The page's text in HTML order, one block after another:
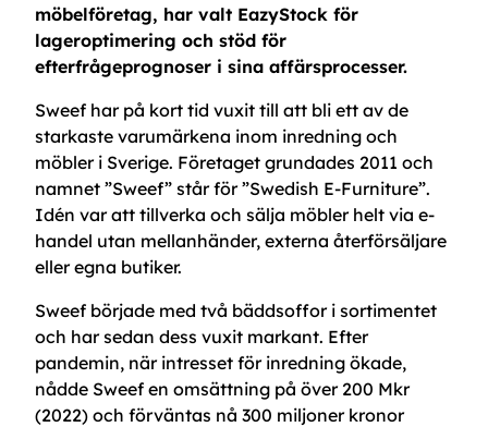
möbelföretag, har valt EazyStock för
lageroptimering och stöd för
efterfrågeprognoser i sina affärsprocesser.
Sweef har på kort tid vuxit till att bli ett av de
starkaste varumärkena inom inredning och
möbler i Sverige. Företaget grundades 2011 och
namnet ”Sweef” står för ”Swedish E-Furniture”.
Idén var att tillverka och sälja möbler helt via e-
handel utan mellanhänder, externa återförsäljare
eller egna butiker.
Sweef började med två bäddsoffor i sortimentet
och har sedan dess vuxit markant. Efter
pandemin, när intresset för inredning ökade,
nådde Sweef en omsättning på över 200 Mkr
(2022) och förväntas nå 300 miljoner kronor